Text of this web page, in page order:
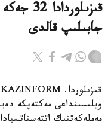
جابىلىپ قالدى
مەملەكەتتىك